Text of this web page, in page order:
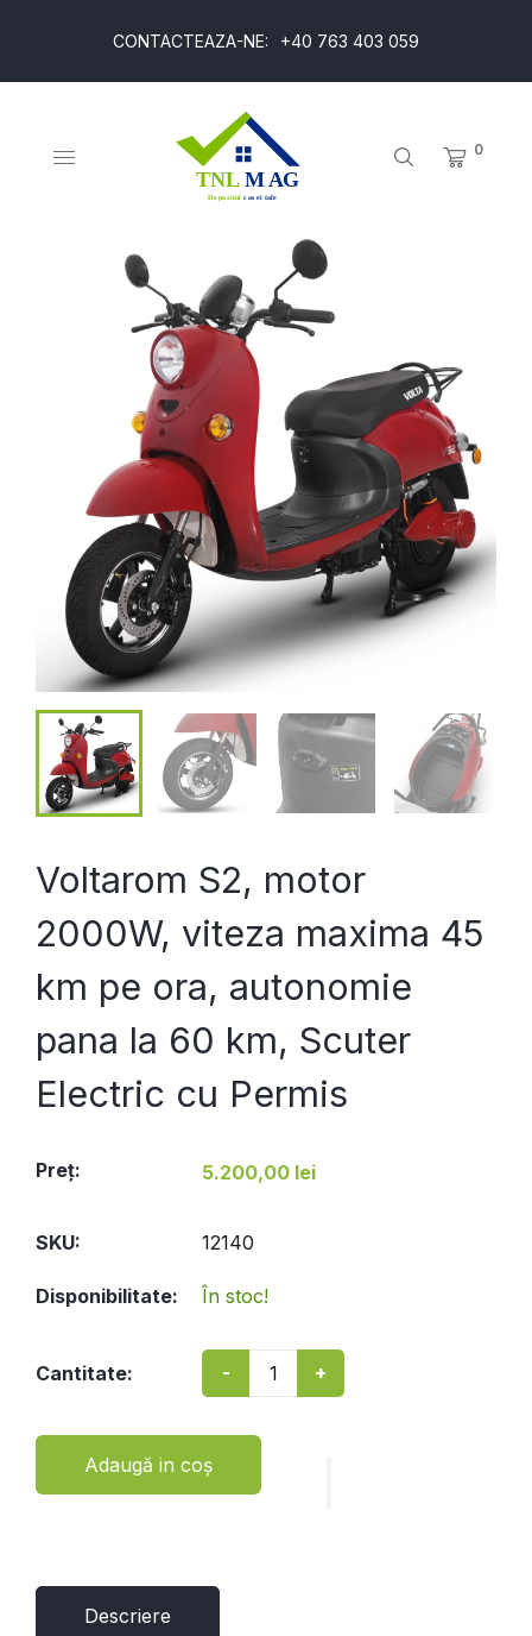
CONTACTEAZA-NE: +40 763 403 059
0
Voltarom S2, motor
2000W, viteza maxima 45
km pe ora, autonomie
pana la 60 km, Scuter
Electric cu Permis
Preţ: 5.200,00 lei
SKU: 12140
Disponibilitate: În stoc!
Cantitate: - +
Adaugă in coş
Descriere